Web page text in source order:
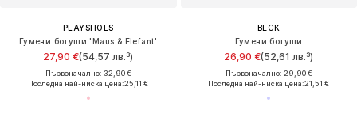
PLAYSHOES
Гумени ботуши 'Maus & Elefant'
27,90 €(54,57 лв.³)
Първоначално: 32,90 €
Последна най-ниска цена:25,11 €
BECK
Гумени ботуши
26,90 €(52,61 лв.³)
Първоначално: 29,90 €
Последна най-ниска цена:21,51 €